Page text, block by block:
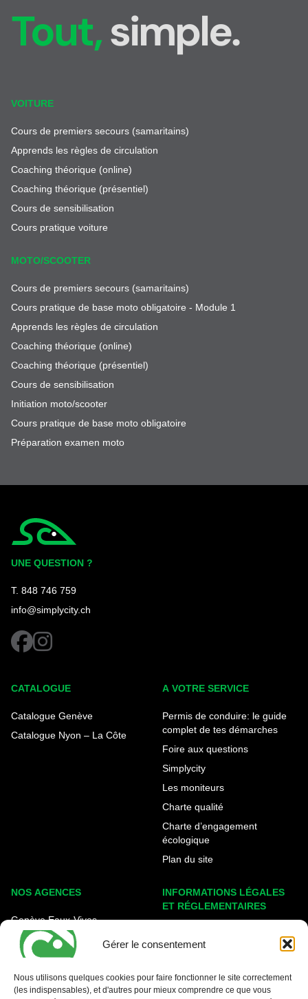
Gérer le consentement
Nous utilisons quelques cookies pour faire fonctionner le site correctement
(les indispensables), et d'autres pour mieux comprendre ce que vous
Tout,simple.
VOITURE
Cours de premiers secours (samaritains)
Apprends les règles de circulation
Coaching théorique (online)
Coaching théorique (présentiel)
Cours de sensibilisation
Cours pratique voiture
MOTO/SCOOTER
Cours de premiers secours (samaritains)
Cours pratique de base moto obligatoire - Module 1
Apprends les règles de circulation
Coaching théorique (online)
Coaching théorique (présentiel)
Cours de sensibilisation
Initiation moto/scooter
Cours pratique de base moto obligatoire
Préparation examen moto
UNE QUESTION ?
T. 848 746 759
info@simplycity.ch
facebookinstagram
CATALOGUE
Catalogue Genève
Catalogue Nyon – La Côte
A VOTRE SERVICE
Permis de conduire: le guide
complet de tes démarches
Foire aux questions
Simplycity
Les moniteurs
Charte qualité
Charte d’engagement
écologique
Plan du site
NOS AGENCES
Genève Eaux-Vives
Carouge - Rondeau
Nyon - La Côte
INFORMATIONS LÉGALES
ET RÉGLEMENTAIRES
Protection des données
Conditions générales